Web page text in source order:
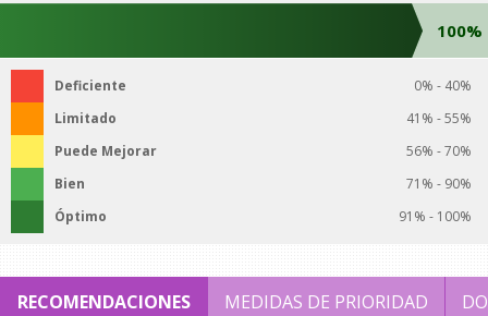
100%
Deficiente
0% - 40%
Limitado
41% - 55%
Puede Mejorar
56% - 70%
Bien
71% - 90%
Óptimo
91% - 100%
RECOMENDACIONES MEDIDAS DE PRIORIDAD